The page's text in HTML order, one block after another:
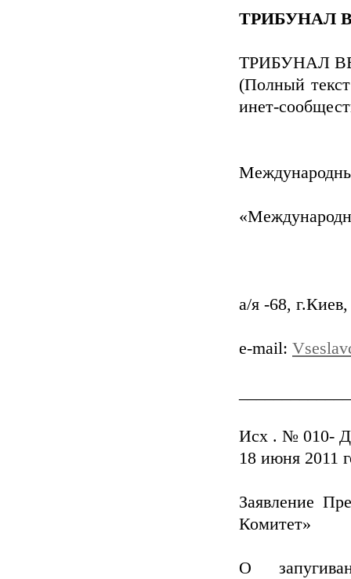
ТРИБУНАЛ
ТРИБУНАЛ
(Полный
инет-
а/я -68,
e-mail:
Исх . № 010-
18 июня 2011
Заявление
Комитет»
О